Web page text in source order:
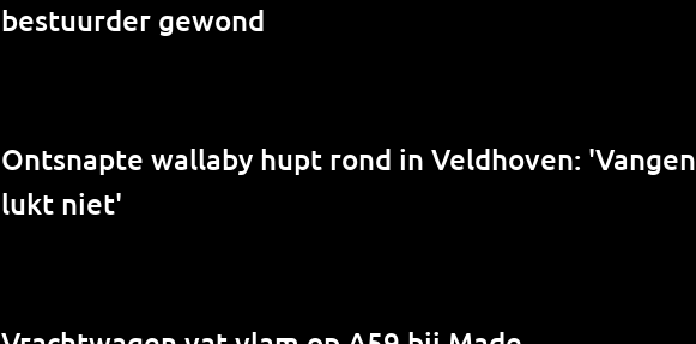
bestuurder gewond
Ontsnapte wallaby hupt rond in Veldhoven: 'Vangen
lukt niet'